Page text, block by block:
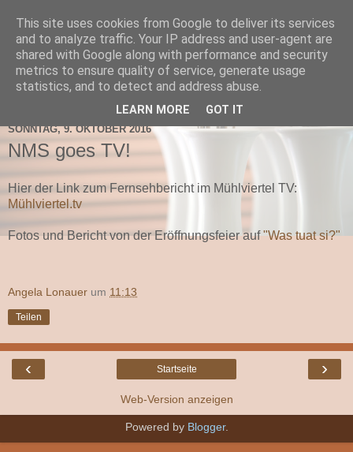
TNMS Bad Leonfelden
SONNTAG, 9. OKTOBER 2016
NMS goes TV!
Hier der Link zum Fernsehbericht im Mühlviertel TV:
Mühlviertel.tv
Fotos und Bericht von der Eröffnungsfeier auf"Was tuat si?"
Angela Lonauer um 11:13
Teilen
‹ ›
Startseite
Web-Version anzeigen
Powered by Blogger.
This site uses cookies from Google to deliver its services
and to analyze traffic. Your IP address and user-agent are
shared with Google along with performance and security
metrics to ensure quality of service, generate usage
statistics, and to detect and address abuse.
LEARN MORE GOT IT